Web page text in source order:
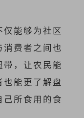
能够为社区
费者之间也
，让农民能
能更了解盘
所食用的食